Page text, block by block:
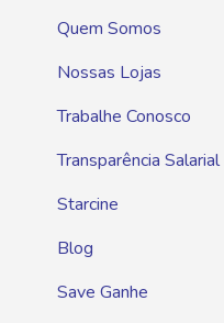
Quem Somos
Nossas Lojas
Trabalhe Conosco
Transparência Salarial
Starcine
Blog
Save Ganhe